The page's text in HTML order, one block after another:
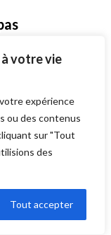
votre vie
expérience
ou des contenus
sur "Tout
des
Tout accepter
a